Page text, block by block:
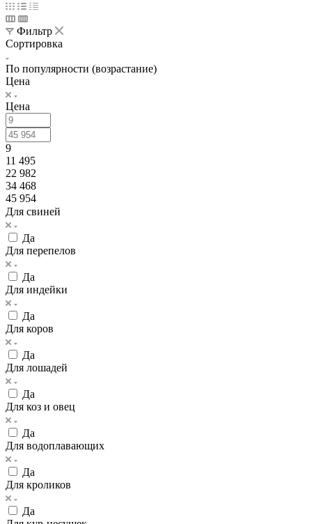
Фильтр
Сортировка
По популярности (возрастание)
Цена
Цена
9
11 495
22 982
34 468
45 954
Для свиней
Да
Для перепелов
Да
Для индейки
Да
Для коров
Да
Для лошадей
Да
Для коз и овец
Да
Для водоплавающих
Да
Для кроликов
Да